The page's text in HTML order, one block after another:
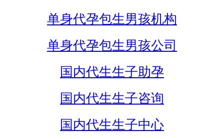
单身代孕包生男孩机构
单身代孕包生男孩公司
国内代生生子助孕
国内代生生子咨询
国内代生生子中心